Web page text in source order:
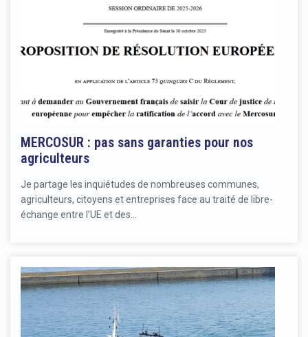
MERCOSUR : pas sans garanties pour nos
agriculteurs
Je partage les inquiétudes de nombreuses communes,
agriculteurs, citoyens et entreprises face au traité de libre-
échange entre l’UE et des…